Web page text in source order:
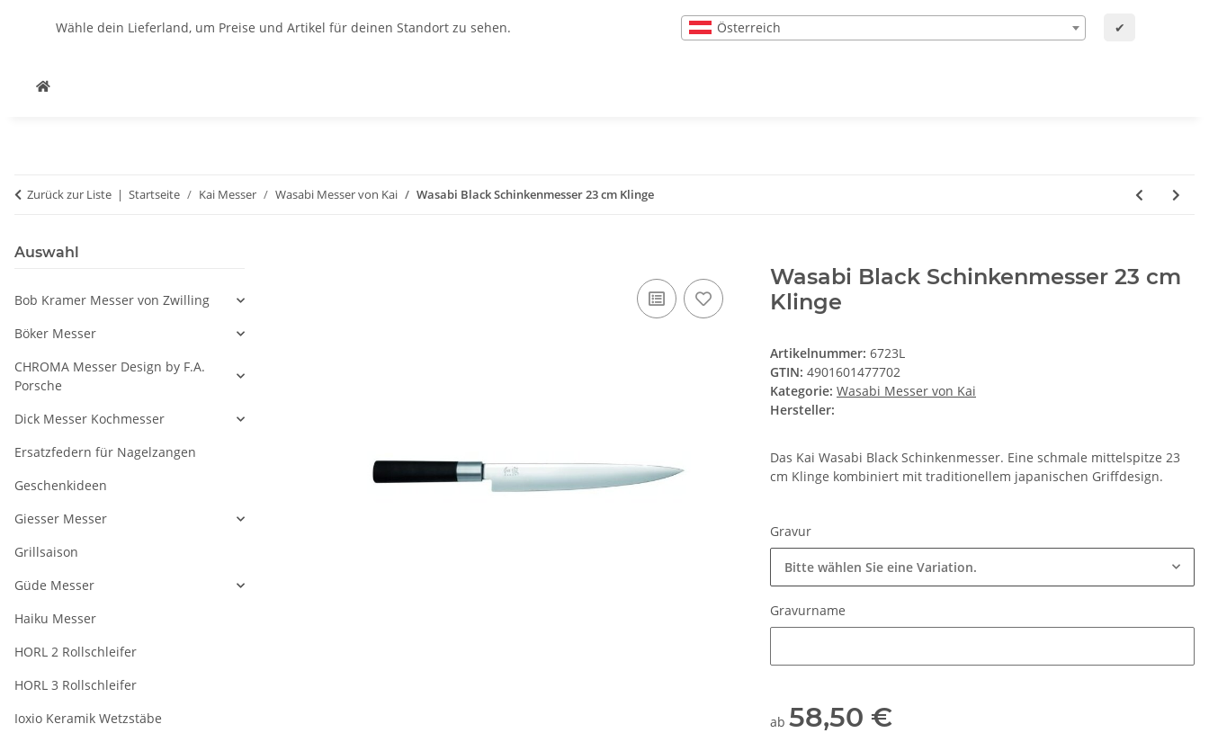
Wähle dein Lieferland, um Preise und Artikel für deinen Standort zu sehen. Österreich ✔
Zurück zur Liste Startseite Kai Messer Wasabi Messer von Kai Wasabi Black Schinkenmesser 23 cm Klinge
Wasabi Black Schinkenmesser 23 cm
Klinge
Artikelnummer: 6723L
GTIN: 4901601477702
Kategorie: Wasabi Messer von Kai
Hersteller:
Das Kai Wasabi Black Schinkenmesser. Eine schmale mittelspitze 23
cm Klinge kombiniert mit traditionellem japanischen Griffdesign.
Gravur
Bitte wählen Sie eine Variation.
Gravurname
ab 58,50 €
Auswahl
Bob Kramer Messer von Zwilling
Böker Messer
CHROMA Messer Design by F.A.
Porsche
Dick Messer Kochmesser
Ersatzfedern für Nagelzangen
Geschenkideen
Giesser Messer
Grillsaison
Güde Messer
Haiku Messer
HORL 2 Rollschleifer
HORL 3 Rollschleifer
Ioxio Keramik Wetzstäbe